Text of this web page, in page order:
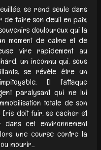
se rend seule dans
faire son deuil en paix,
douloureux qui la
moment de calme et de
vire rapidement au
un inconnu qui, sous
se révèle être un
Il l’attaque
paralysant qui ne lui
totale de son
Iris doit fuir, se cacher et
cet environnement
une course contre la
mourir...